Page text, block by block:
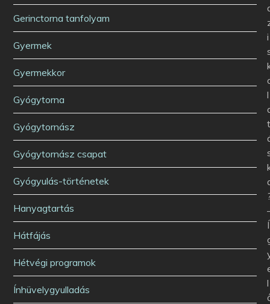
Gerinctorna tanfolyam
Gyermek
Gyermekkor
Gyógytorna
Gyógytornász
Gyógytornász csapat
Gyógyulás-történetek
Hanyagtartás
Hátfájás
Hétvégi programok
Ínhüvelygyulladás
i
l
Í
l